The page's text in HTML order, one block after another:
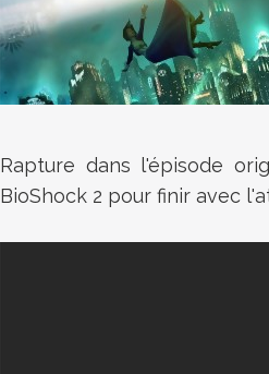
Rapture dans l'épisode
BioShock 2 pour finir avec